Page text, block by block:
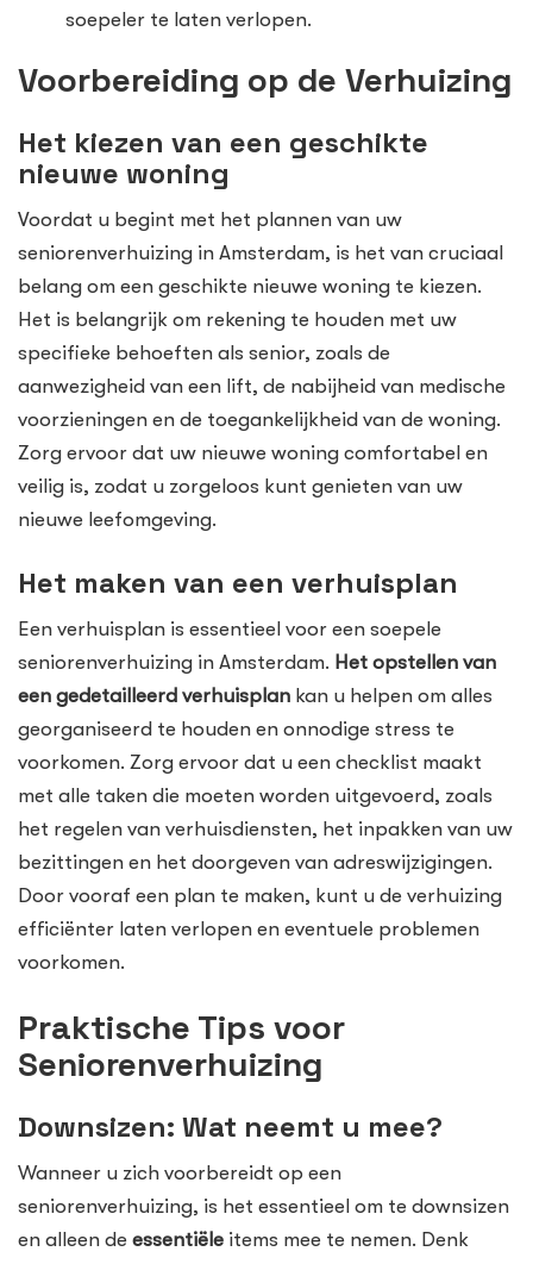
soepeler te laten verlopen.
Voorbereiding op de Verhuizing
Het kiezen van een geschikte
nieuwe woning
Voordat u begint met het plannen van uw
seniorenverhuizing in Amsterdam, is het van cruciaal
belang om een geschikte nieuwe woning te kiezen.
Het is belangrijk om rekening te houden met uw
specifieke behoeften als senior, zoals de
aanwezigheid van een lift, de nabijheid van medische
voorzieningen en de toegankelijkheid van de woning.
Zorg ervoor dat uw nieuwe woning comfortabel en
veilig is, zodat u zorgeloos kunt genieten van uw
nieuwe leefomgeving.
Het maken van een verhuisplan
Een verhuisplan is essentieel voor een soepele
seniorenverhuizing in Amsterdam. Het opstellen van
een gedetailleerd verhuisplan kan u helpen om alles
georganiseerd te houden en onnodige stress te
voorkomen. Zorg ervoor dat u een checklist maakt
met alle taken die moeten worden uitgevoerd, zoals
het regelen van verhuisdiensten, het inpakken van uw
bezittingen en het doorgeven van adreswijzigingen.
Door vooraf een plan te maken, kunt u de verhuizing
efficiënter laten verlopen en eventuele problemen
voorkomen.
Praktische Tips voor
Seniorenverhuizing
Downsizen: Wat neemt u mee?
Wanneer u zich voorbereidt op een
seniorenverhuizing, is het essentieel om te downsizen
en alleen de essentiële items mee te nemen. Denk